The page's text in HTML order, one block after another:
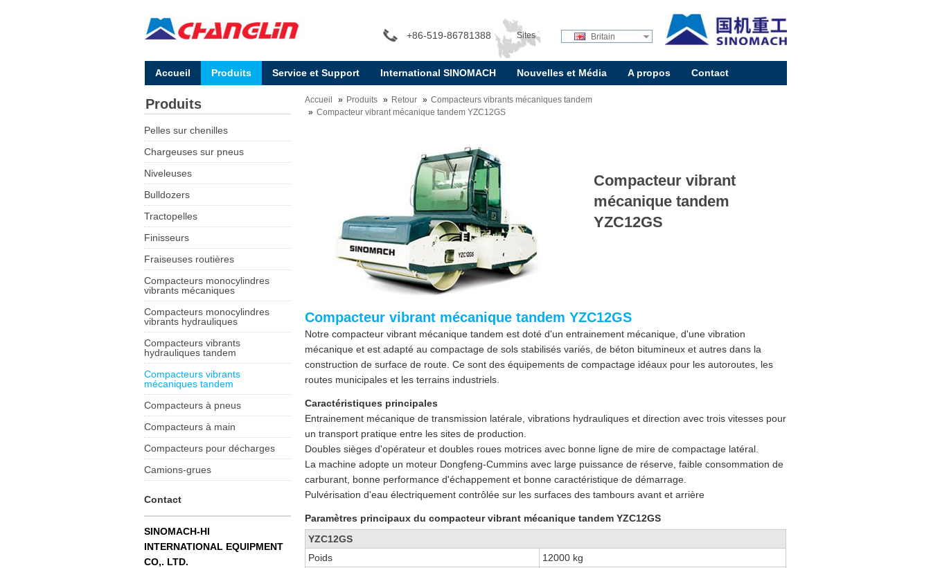
+86-519-86781388 Sites
internationaux:
Britain
Accueil Produits Service et Support International SINOMACH Nouvelles et Média A propos Contact
Accueil Produits Retour
Compacteurs vibrants mécaniques tandem
Compacteur vibrant mécanique tandem YZC12GS
Compacteur vibrant
mécanique tandem
YZC12GS
Compacteur vibrant mécanique tandem YZC12GS
Notre compacteur vibrant mécanique tandem est doté d'un entrainement mécanique, d'une vibration
mécanique et est adapté au compactage de sols stabilisés variés, de béton bitumineux et autres dans la
construction de surface de route. Ce sont des équipements de compactage idéaux pour les autoroutes, les
routes municipales et les terrains industriels.
Caractéristiques principales
Entrainement mécanique de transmission latérale, vibrations hydrauliques et direction avec trois vitesses pour
un transport pratique entre les sites de production.
Doubles sièges d'opérateur et doubles roues motrices avec bonne ligne de mire de compactage latéral.
La machine adopte un moteur Dongfeng-Cummins avec large puissance de réserve, faible consommation de
carburant, bonne performance d'échappement et bonne caractéristique de démarrage.
Pulvérisation d'eau électriquement contrôlée sur les surfaces des tambours avant et arrière
Paramètres principaux du compacteur vibrant mécanique tandem YZC12GS
YZC12GS
Poids
12000 kg
Produits
Pelles sur chenilles
Chargeuses sur pneus
Niveleuses
Bulldozers
Tractopelles
Finisseurs
Fraiseuses routières
Compacteurs monocylindres
vibrants mécaniques
Compacteurs monocylindres
vibrants hydrauliques
Compacteurs vibrants
hydrauliques tandem
Compacteurs vibrants
mécaniques tandem
Compacteurs à pneus
Compacteurs à main
Compacteurs pour décharges
Camions-grues
Contact
SINOMACH-HI
INTERNATIONAL EQUIPMENT
CO,. LTD.